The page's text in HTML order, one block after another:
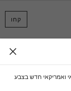
קחו
ואמריקאי חדש בצבע